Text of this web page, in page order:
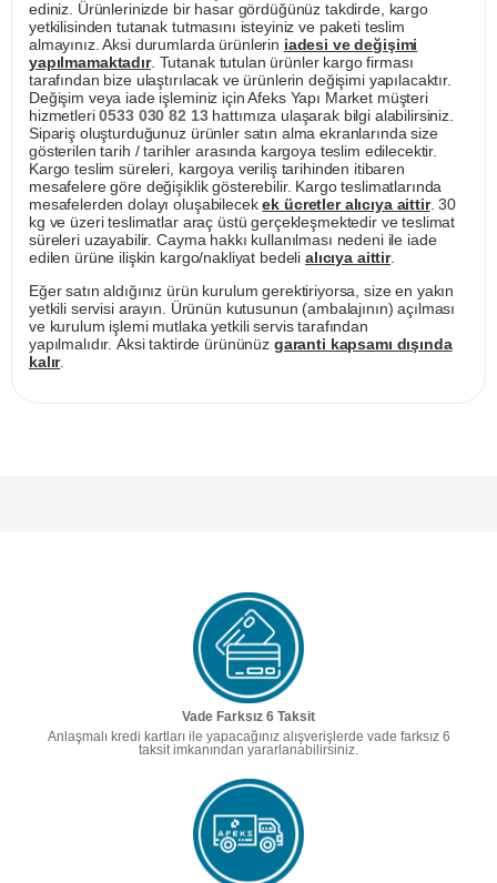
ediniz. Ürünlerinizde bir hasar gördüğünüz takdirde, kargo
yetkilisinden tutanak tutmasını isteyiniz ve paketi teslim
almayınız. Aksi durumlarda ürünlerin iadesi ve değişimi
yapılmamaktadır. Tutanak tutulan ürünler kargo firması
tarafından bize ulaştırılacak ve ürünlerin değişimi yapılacaktır.
Değişim veya iade işleminiz için Afeks Yapı Market müşteri
hizmetleri0533 030 82 13hattımıza ulaşarak bilgi alabilirsiniz.
Sipariş oluşturduğunuz ürünler satın alma ekranlarında size
gösterilen tarih / tarihler arasında kargoya teslim edilecektir.
Kargo teslim süreleri, kargoya veriliş tarihinden itibaren
mesafelere göre değişiklik gösterebilir. Kargo teslimatlarında
mesafelerden dolayı oluşabilecekek ücretler alıcıya aittir. 30
kg ve üzeri teslimatlar araç üstü gerçekleşmektedir ve teslimat
süreleri uzayabilir. Cayma hakkı kullanılması nedeni ile iade
edilen ürüne ilişkin kargo/nakliyat bedeli alıcıya aittir.
Eğer satın aldığınız ürün kurulum gerektiriyorsa, size en yakın
yetkili servisi arayın. Ürünün kutusunun (ambalajının) açılması
ve kurulum işlemi mutlaka yetkili servis tarafından
yapılmalıdır. Aksi taktirde ürününüz garanti kapsamı dışında
kalır.
Vade Farksız 6 Taksit
Anlaşmalı kredi kartları ile yapacağınız alışverişlerde vade farksız 6
taksit imkanından yararlanabilirsiniz.